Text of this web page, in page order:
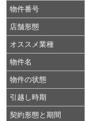
物件番号
店舗形態
オススメ業種
物件名
物件の状態
引越し時期
契約形態と期間